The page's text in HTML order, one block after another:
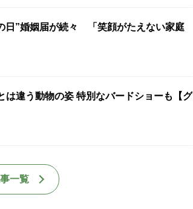
日”婚姻届が続々 「笑顔がたえない家庭
違う動物の姿 特別なバードショーも【グ
一覧